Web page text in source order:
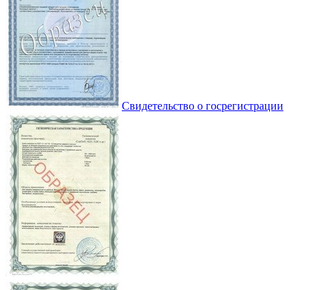
Свидетельство о госрегистрации